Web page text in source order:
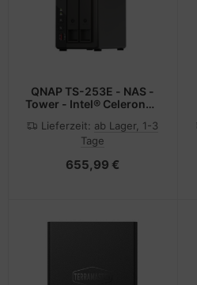
QNAP TS-253E - NAS -
Tower - Intel® Celeron® -
Lieferzeit: ab Lager, 1-3
Tage
655,99 €